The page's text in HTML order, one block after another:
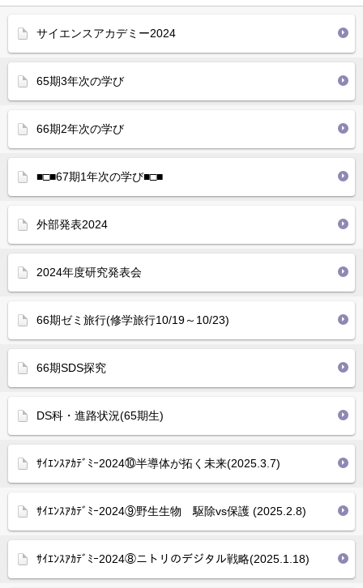
サイエンスアカデミー2024
65期3年次の学び
66期2年次の学び
■□■67期1年次の学び■□■
外部発表2024
2024年度研究発表会
66期ゼミ旅行(修学旅行10/19～10/23)
66期SDS探究
DS科・進路状況(65期生)
ｻｲｴﾝｽｱｶﾃﾞﾐｰ2024⑩半導体が拓く未来(2025.3.7)
ｻｲｴﾝｽｱｶﾃﾞﾐｰ2024⑨野生生物 駆除vs保護 (2025.2.8)
ｻｲｴﾝｽｱｶﾃﾞﾐｰ2024⑧ニトリのデジタル戦略(2025.1.18)